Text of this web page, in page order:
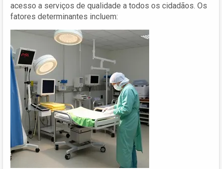
acesso a serviços de qualidade a todos os cidadãos. Os
fatores determinantes incluem: